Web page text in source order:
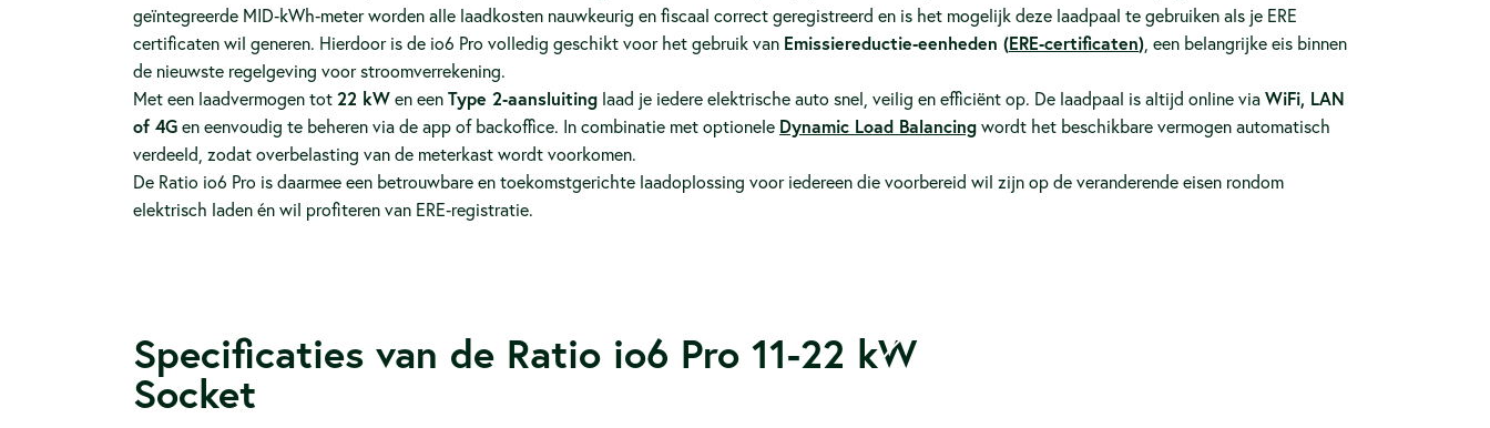
geïntegreerde MID‑kWh‑meter worden alle laadkosten nauwkeurig en fiscaal correct geregistreerd en is het mogelijk deze laadpaal te gebruiken als je ERE
certificaten wil generen. Hierdoor is de io6 Pro volledig geschikt voor het gebruik van Emissiereductie‑eenheden (ERE‑certificaten) , een belangrijke eis binnen
de nieuwste regelgeving voor stroomverrekening.
Met een laadvermogen tot22 kWen eenType 2‑aansluiting laad je iedere elektrische auto snel, veilig en efficiënt op. De laadpaal is altijd online viaWiFi, LAN
of 4Gen eenvoudig te beheren via de app of backoffice. In combinatie met optionele Dynamic Load Balancingwordt het beschikbare vermogen automatisch
verdeeld, zodat overbelasting van de meterkast wordt voorkomen.
De Ratio io6 Pro is daarmee een betrouwbare en toekomstgerichte laadoplossing voor iedereen die voorbereid wil zijn op de veranderende eisen rondom
elektrisch laden én wil profiteren van ERE‑registratie.
Specificaties van de Ratio io6 Pro 11-22 kW
Socket